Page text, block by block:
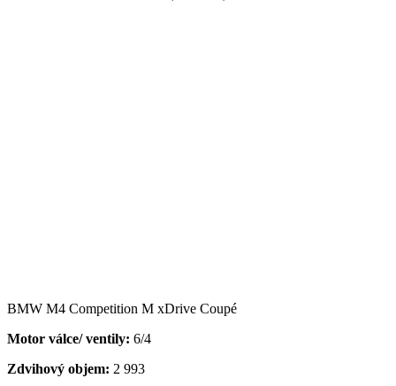
BMW M4 Competition M xDrive Coupé
Motor válce/ ventily: 6/4
Zdvihový objem: 2 993